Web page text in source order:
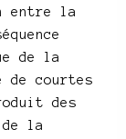
entre la
de la
de courtes
des
de la